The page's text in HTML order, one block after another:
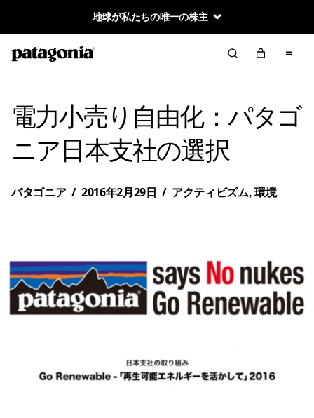
地球が私たちの唯一の株主
電力小売り自由化：パタゴ
ニア日本支社の選択
パタゴニア / 2016年2月29日 / アクティビズム,環境